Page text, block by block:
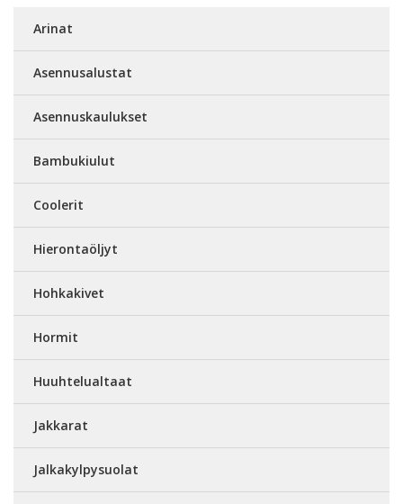
Arinat
Asennusalustat
Asennuskaulukset
Bambukiulut
Coolerit
Hierontaöljyt
Hohkakivet
Hormit
Huuhtelualtaat
Jakkarat
Jalkakylpysuolat